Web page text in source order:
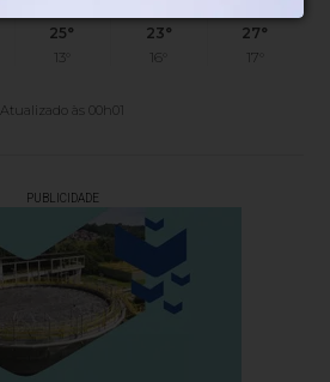
25°
13°
23°
16°
27°
17°
Atualizado às 00h01
PUBLICIDADE